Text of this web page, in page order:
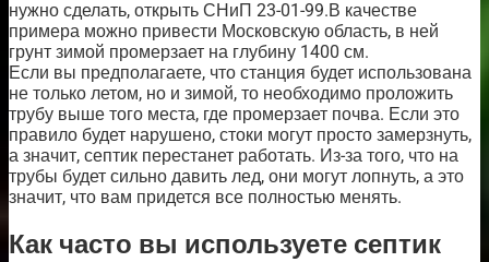
нужно сделать, открыть СНиП 23-01-99.В качестве
примера можно привести Московскую область, в ней
грунт зимой промерзает на глубину 1400 см.
Если вы предполагаете, что станция будет использована
не только летом, но и зимой, то необходимо проложить
трубу выше того места, где промерзает почва. Если это
правило будет нарушено, стоки могут просто замерзнуть,
а значит, септик перестанет работать. Из-за того, что на
трубы будет сильно давить лед, они могут лопнуть, а это
значит, что вам придется все полностью менять.
Как часто вы используете септик